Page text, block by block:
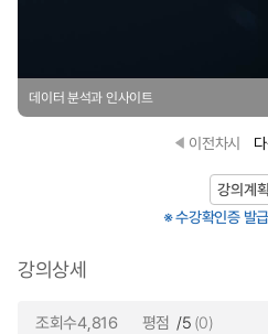
데이터 분석과 인사이트
이전차시
강의계
※ 수강확인증 발
강의상세
조회수4,816 평점 /5 (0)